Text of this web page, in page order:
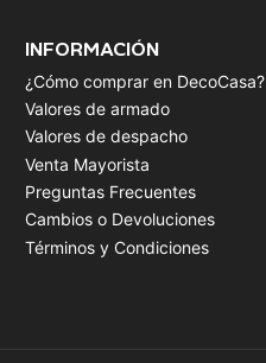
INFORMACIÓN
¿Cómo comprar en DecoCasa?
Valores de armado
Valores de despacho
Venta Mayorista
Preguntas Frecuentes
Cambios o Devoluciones
Términos y Condiciones